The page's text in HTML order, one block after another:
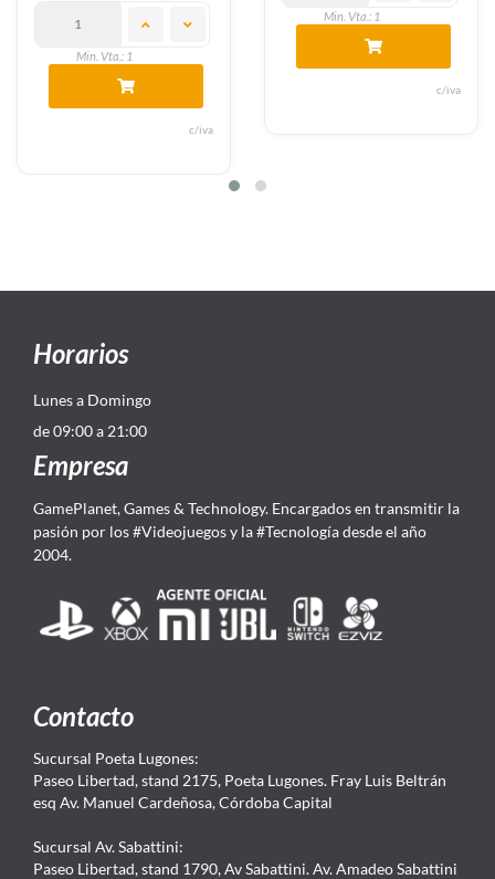
Min. Vta.: 1
c/iva
Min. Vta.: 1
c/iva
Horarios
Lunes a Domingo
de 09:00 a 21:00
Empresa
GamePlanet, Games & Technology. Encargados en transmitir la
pasión por los #Videojuegos y la #Tecnología desde el año
2004.
Contacto
Sucursal Poeta Lugones:
Paseo Libertad, stand 2175, Poeta Lugones. Fray Luis Beltrán
esq Av. Manuel Cardeñosa, Córdoba Capital
Sucursal Av. Sabattini:
Paseo Libertad, stand 1790, Av Sabattini. Av. Amadeo Sabattini